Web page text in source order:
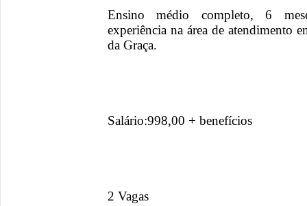
Ensino médio completo, 6
experiência na área de atendimento
da Graça.
Salário:998,00 + benefícios
2 Vagas